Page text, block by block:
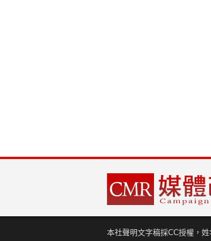
本社聲明文字稿採CC授權，